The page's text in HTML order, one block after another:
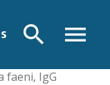
menu
search
faeni, IgG